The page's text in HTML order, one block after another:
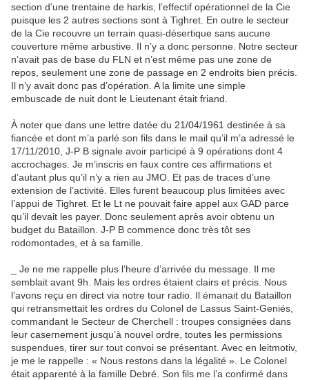
section d’une trentaine de harkis, l’effectif opérationnel de la Cie
puisque les 2 autres sections sont à Tighret. En outre le secteur
de la Cie recouvre un terrain quasi-désertique sans aucune
couverture même arbustive. Il n’y a donc personne. Notre secteur
n’avait pas de base du FLN et n’est même pas une zone de
repos, seulement une zone de passage en 2 endroits bien précis.
Il n’y avait donc pas d’opération. A la limite une simple
embuscade de nuit dont le Lieutenant était friand.
À noter que dans une lettre datée du 21/04/1961 destinée à sa
fiancée et dont m’a parlé son fils dans le mail qu’il m’a adressé le
17/11/2010, J-P B signale avoir participé à 9 opérations dont 4
accrochages. Je m’inscris en faux contre ces affirmations et
d’autant plus qu’il n’y a rien au JMO. Et pas de traces d’une
extension de l’activité. Elles furent beaucoup plus limitées avec
l’appui de Tighret. Et le Lt ne pouvait faire appel aux GAD parce
qu’il devait les payer. Donc seulement après avoir obtenu un
budget du Bataillon. J-P B commence donc très tôt ses
rodomontades, et à sa famille.
_ Je ne me rappelle plus l’heure d’arrivée du message. Il me
semblait avant 9h. Mais les ordres étaient clairs et précis. Nous
l’avons reçu en direct via notre tour radio. Il émanait du Bataillon
qui retransmettait les ordres du Colonel de Lassus Saint-Geniés,
commandant le Secteur de Cherchell : troupes consignées dans
leur casernement jusqu’à nouvel ordre, toutes les permissions
suspendues, tirer sur tout convoi se présentant. Avec en leitmotiv,
je me le rappelle : « Nous restons dans la légalité ». Le Colonel
était apparenté à la famille Debré. Son fils me l’a confirmé dans